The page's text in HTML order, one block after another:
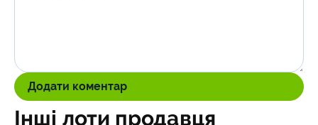
Додати коментар
Інші лоти продавця